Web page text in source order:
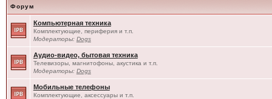
Форум
Компьютерная техника
Комплектующие, периферия и т.п.
Модераторы: Dogs
Аудио-видео, бытовая техника
Телевизоры, магнитофоны, акустика и т.п.
Модераторы: Dogs
Мобильные телефоны
Комплектующие, аксессуары и т.п.